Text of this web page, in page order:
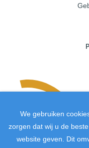
We gebruiken
zorgen dat wij u de
website geven. Dit